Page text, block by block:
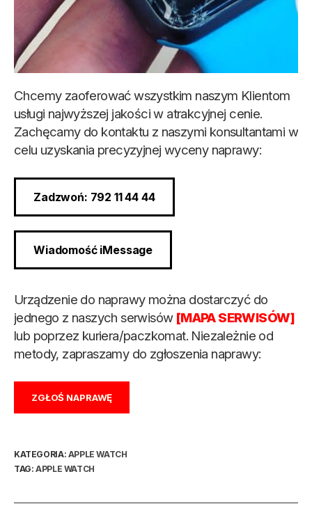
Chcemy zaoferować wszystkim naszym Klientom
usługi najwyższej jakości w atrakcyjnej cenie.
Zachęcamy do kontaktu z naszymi konsultantami w
celu uzyskania precyzyjnej wyceny naprawy:
Zadzwoń: 792 11 44 44
Wiadomość iMessage
Urządzenie do naprawy można dostarczyć do
jednego z naszych serwisów [MAPA SERWISÓW]
lub poprzez kuriera/paczkomat. Niezależnie od
metody, zapraszamy do zgłoszenia naprawy:
ZGŁOŚ NAPRAWĘ
KATEGORIA: APPLE WATCH
TAG:APPLE WATCH